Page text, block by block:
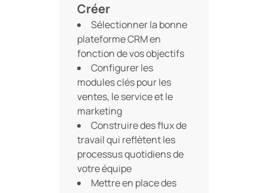
Créer
Sélectionner la bonne
plateforme CRM en
fonction de vos objectifs
Configurer les
modules clés pour les
ventes, le service et le
marketing
Construire des flux de
travail qui reflètent les
processus quotidiens de
votre équipe
Mettre en place des